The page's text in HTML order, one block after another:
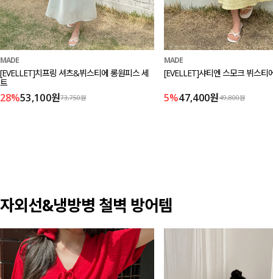
MADE
[EVELLET]치프링 셔츠&뷔스티에 롱원피스 세
트
28%53,100원73,750원
MADE
[EVELLET]샤티엔 스모크 뷔스티
5%47,400원49,800원
자외선&냉방병 철벽 방어템